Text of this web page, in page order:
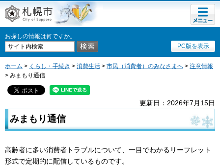
札幌市
お探しの情報は何ですか。
PC版を表示
メニュ
ー
ホーム > くらし・手続き > 消費生活 > 市民（消費者）のみなさまへ > 注意情報
> みまもり通信
更新日：2026年7月15日
みまもり通信
高齢者に多い消費者トラブルについて、一目でわかるリーフレット
形式で定期的に配信しているものです。